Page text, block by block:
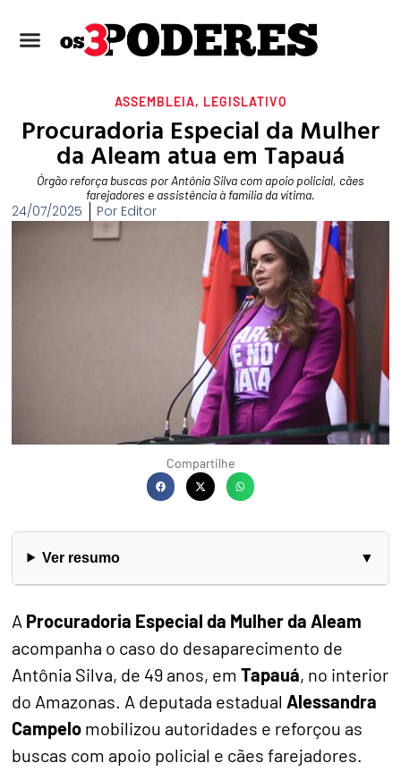
ASSEMBLEIA, LEGISLATIVO
Procuradoria Especial da Mulher
da Aleam atua em Tapauá
Órgão reforça buscas por Antônia Silva com apoio policial, cães
farejadores e assistência à família da vítima.
24/07/2025 Por Editor
Compartilhe
Ver resumo
A Procuradoria Especial da Mulher da Aleam
acompanha o caso do desaparecimento de
Antônia Silva, de 49 anos, emTapauá, no interior
do Amazonas. A deputada estadual Alessandra
Campelo mobilizou autoridades e reforçou as
buscas com apoio policial e cães farejadores.